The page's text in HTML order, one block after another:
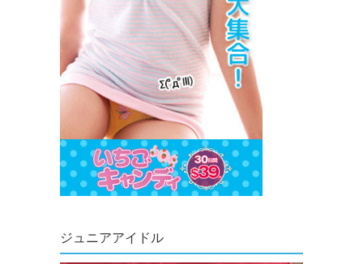
ジュニアアイドル